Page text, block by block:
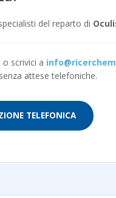
del reparto di
o scrivici a
senza attese telefoniche.
TELEFONICA